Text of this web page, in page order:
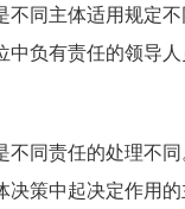
不同主体适用规定
中负有责任的领导
不同责任的处理不
决策中起决定作用